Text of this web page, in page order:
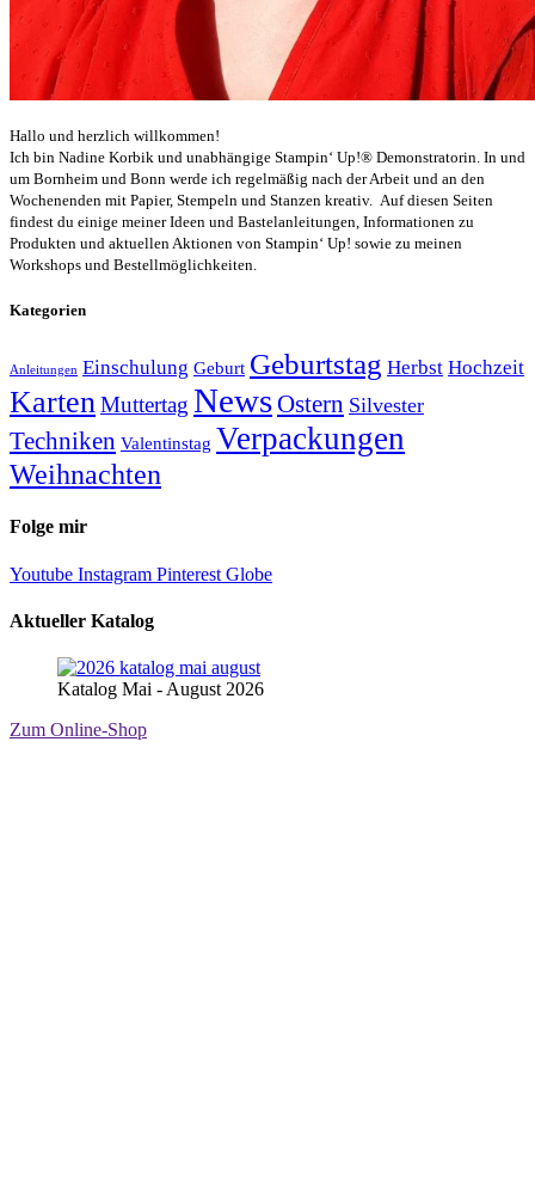
Hallo und herzlich willkommen!
Ich bin Nadine Korbik und unabhängige Stampin‘ Up!® Demonstratorin. In und
um Bornheim und Bonn werde ich regelmäßig nach der Arbeit und an den
Wochenenden mit Papier, Stempeln und Stanzen kreativ. Auf diesen Seiten
findest du einige meiner Ideen und Bastelanleitungen, Informationen zu
Produkten und aktuellen Aktionen von Stampin‘ Up! sowie zu meinen
Workshops und Bestellmöglichkeiten.
Kategorien
Anleitungen Einschulung Geburt Geburtstag Herbst Hochzeit
KartenMuttertag NewsOstern Silvester
Techniken Valentinstag Verpackungen
Weihnachten
Folge mir
Youtube Instagram Pinterest Globe
Aktueller Katalog
Katalog Mai - August 2026
Zum Online-Shop